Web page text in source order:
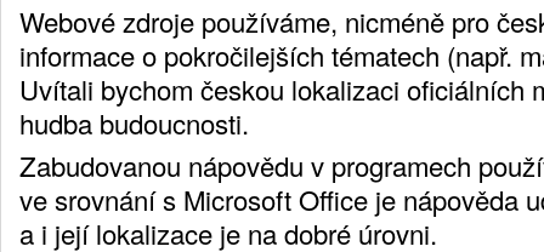
Webové zdroje používáme, nicméně pro
informace o pokročilejších tématech (např.
Uvítali bychom českou lokalizaci oficiálních
hudba budoucnosti.
Zabudovanou nápovědu v programech
ve srovnání s Microsoft Office je nápověda
a i její lokalizace je na dobré úrovni.